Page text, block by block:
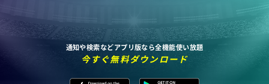
通知や検索などアプリ版なら全機能使い放題
今すぐ無料ダウンロード